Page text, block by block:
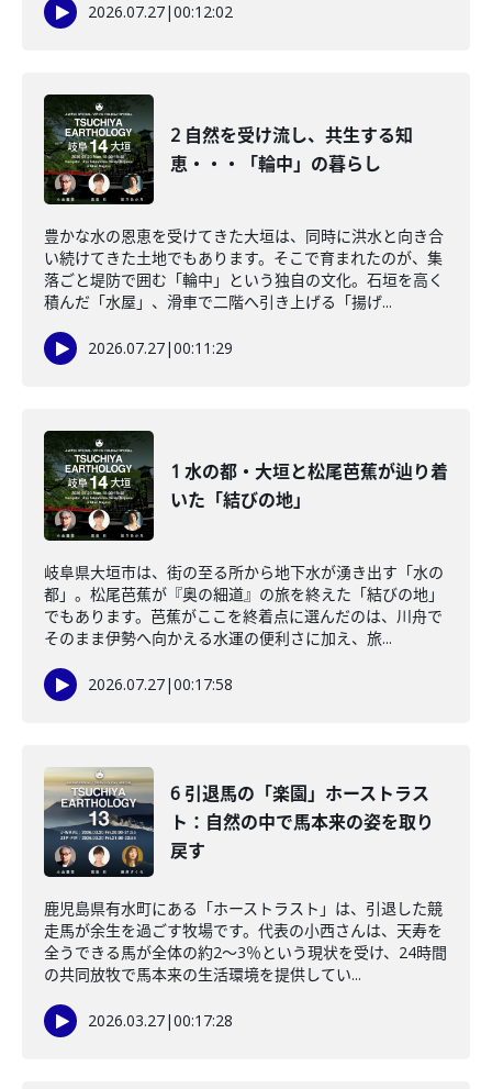
2026.07.27|00:12:02
2 自然を受け流し、共生する知
恵・・・「輪中」の暮らし
豊かな水の恩恵を受けてきた大垣は、同時に洪水と向き合
い続けてきた土地でもあります。そこで育まれたのが、集
落ごと堤防で囲む「輪中」という独自の文化。石垣を高く
積んだ「水屋」、滑車で二階へ引き上げる「揚げ...
2026.07.27|00:11:29
1 水の都・大垣と松尾芭蕉が辿り着
いた「結びの地」
岐阜県大垣市は、街の至る所から地下水が湧き出す「水の
都」。松尾芭蕉が『奥の細道』の旅を終えた「結びの地」
でもあります。芭蕉がここを終着点に選んだのは、川舟で
そのまま伊勢へ向かえる水運の便利さに加え、旅...
2026.07.27|00:17:58
6 引退馬の「楽園」ホーストラス
ト：自然の中で馬本来の姿を取り
戻す
鹿児島県有水町にある「ホーストラスト」は、引退した競
走馬が余生を過ごす牧場です。代表の小西さんは、天寿を
全うできる馬が全体の約2〜3％という現状を受け、24時間
の共同放牧で馬本来の生活環境を提供してい...
2026.03.27|00:17:28